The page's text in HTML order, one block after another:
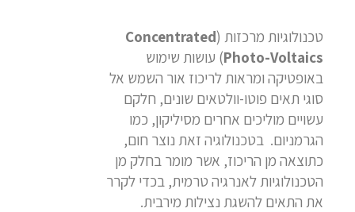
טכנולוגיות מרכזות (Concentrated
Photo-Voltaics) עושות שימוש
באופטיקה ומראות לריכוז אור השמש אל
סוגי תאים פוטו-וולטאים שונים, חלקם
עשויים מוליכים אחרים מסיליקון, כמו
הגרמניום. בטכנולוגיה זאת נוצר חום,
כתוצאה מן הריכוז, אשר מומר בחלק מן
הטכנולוגיות לאנרגיה טרמית, בכדי לקרר
את התאים להשגת נצילות מירבית.